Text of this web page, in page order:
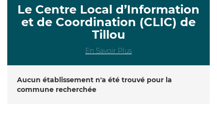
Le Centre Local d’Information
et de Coordination (CLIC) de
Tillou
En Savoir Plus
Aucun établissement n'a été trouvé pour la
commune recherchée